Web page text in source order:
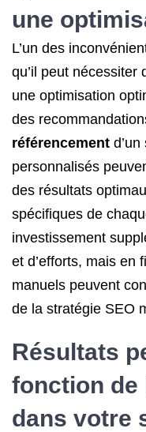
une
L’un des
qu’il peut nécessiter
une optimisation
des
référencement
personnalisés
des résultats
spécifiques de
investissement
et d’efforts, mais en
manuels peuvent
de la stratégie SEO
Résultats
fonction de
dans votre